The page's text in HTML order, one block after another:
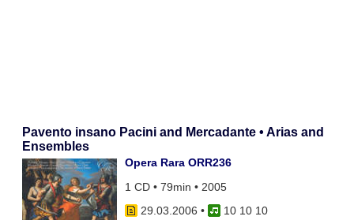
Pavento insano Pacini and Mercadante • Arias and
Ensembles
Opera Rara ORR236
1 CD • 79min • 2005
29.03.2006 •
10 10 10